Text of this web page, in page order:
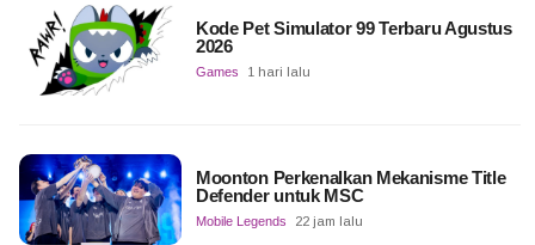
Kode Pet Simulator 99 Terbaru Agustus
2026
Games 1 hari lalu
Moonton Perkenalkan Mekanisme Title
Defender untuk MSC
Mobile Legends 22 jam lalu